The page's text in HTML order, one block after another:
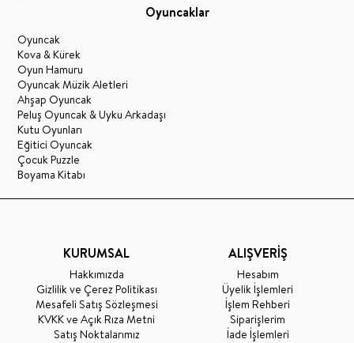
Oyuncaklar
Oyuncak
Kova & Kürek
Oyun Hamuru
Oyuncak Müzik Aletleri
Ahşap Oyuncak
Peluş Oyuncak & Uyku Arkadaşı
Kutu Oyunları
Eğitici Oyuncak
Çocuk Puzzle
Boyama Kitabı
KURUMSAL
Hakkımızda
Gizlilik ve Çerez Politikası
Mesafeli Satış Sözleşmesi
KVKK ve Açık Rıza Metni
Satış Noktalarımız
ALIŞVERİŞ
Hesabım
Üyelik İşlemleri
İşlem Rehberi
Siparişlerim
İade İşlemleri